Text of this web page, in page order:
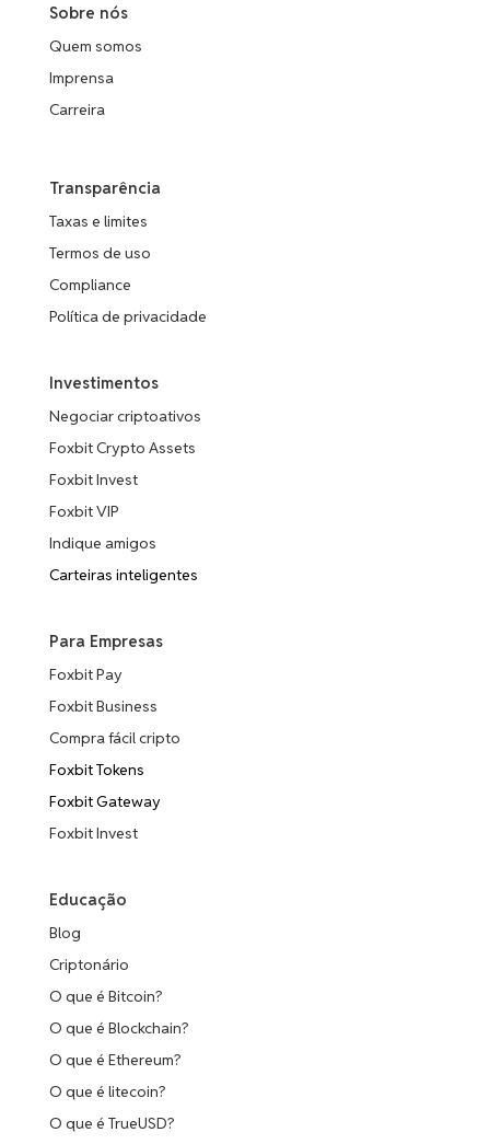
Sobre nós
Quem somos
Imprensa
Carreira
Transparência
Taxas e limites
Termos de uso
Compliance
Política de privacidade
Investimentos
Negociar criptoativos
Foxbit Crypto Assets
Foxbit Invest
Foxbit VIP
Indique amigos
Carteiras inteligentes
Para Empresas
Foxbit Pay
Foxbit Business
Compra fácil cripto
Foxbit Tokens
Foxbit Gateway
Foxbit Invest
Educação
Blog
Criptonário
O que é Bitcoin?
O que é Blockchain?
O que é Ethereum?
O que é litecoin?
O que é TrueUSD?